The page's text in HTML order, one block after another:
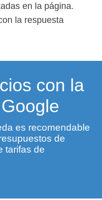
en la página.
la respuesta
con la
es recomendable
de
tarifas de